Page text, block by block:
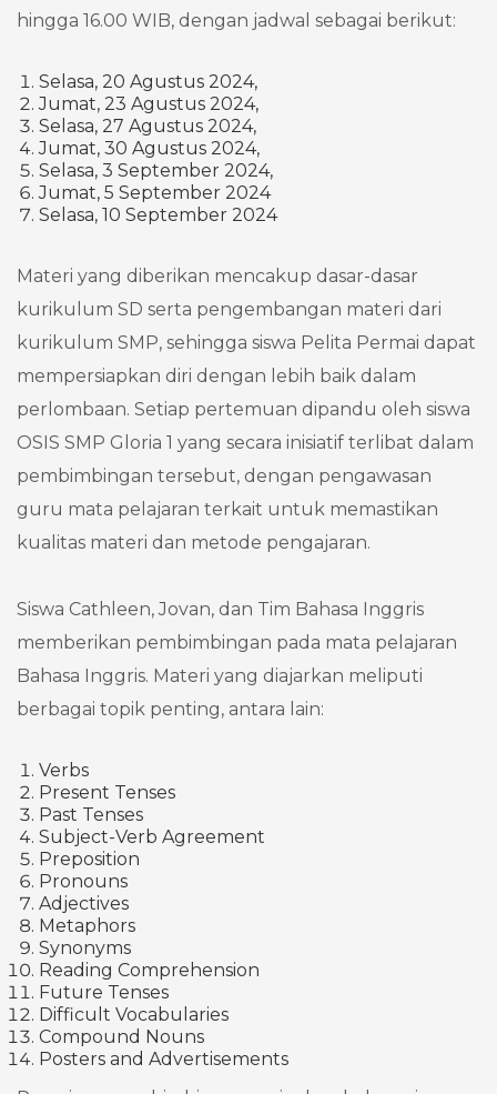
hingga 16.00 WIB, dengan jadwal sebagai berikut:
Selasa, 20 Agustus 2024,
Jumat, 23 Agustus 2024,
Selasa, 27 Agustus 2024,
Jumat, 30 Agustus 2024,
Selasa, 3 September 2024,
Jumat, 5 September 2024
Selasa, 10 September 2024
Materi yang diberikan mencakup dasar-dasar
kurikulum SD serta pengembangan materi dari
kurikulum SMP, sehingga siswa Pelita Permai dapat
mempersiapkan diri dengan lebih baik dalam
perlombaan. Setiap pertemuan dipandu oleh siswa
OSIS SMP Gloria 1 yang secara inisiatif terlibat dalam
pembimbingan tersebut, dengan pengawasan
guru mata pelajaran terkait untuk memastikan
kualitas materi dan metode pengajaran.
Siswa Cathleen, Jovan, dan Tim Bahasa Inggris
memberikan pembimbingan pada mata pelajaran
Bahasa Inggris. Materi yang diajarkan meliputi
berbagai topik penting, antara lain:
Verbs
Present Tenses
Past Tenses
Subject-Verb Agreement
Preposition
Pronouns
Adjectives
Metaphors
Synonyms
Reading Comprehension
Future Tenses
Difficult Vocabularies
Compound Nouns
Posters and Advertisements